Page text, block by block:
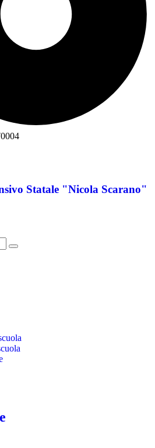
Statale "Nicola Scarano"